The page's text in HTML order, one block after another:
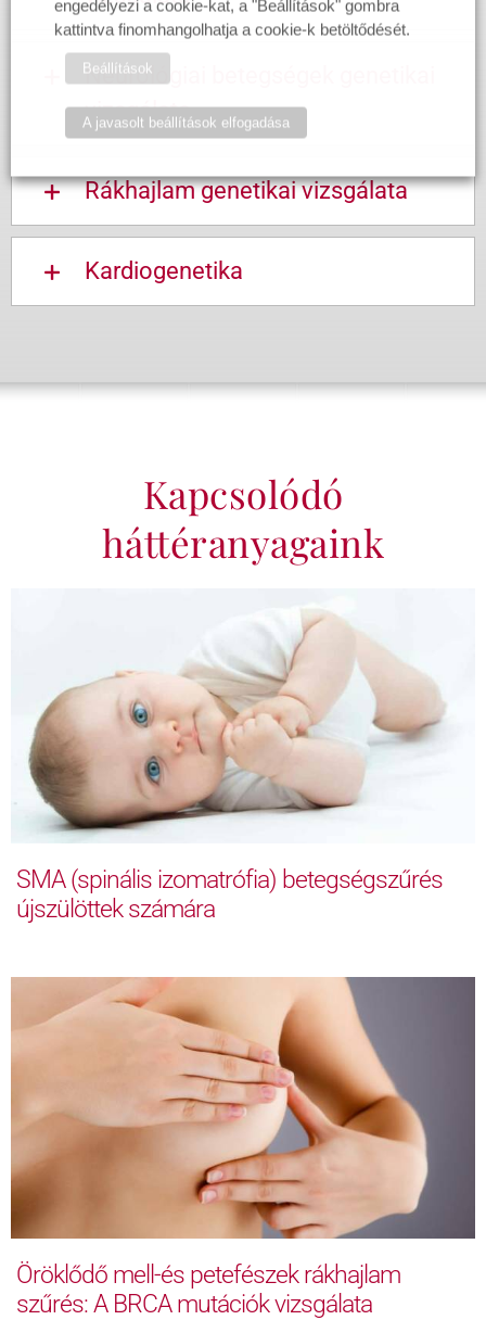
Neurológiai betegségek genetikai
vizsgálata
Rákhajlam genetikai vizsgálata
Kardiogenetika
Kapcsolódó
háttéranyagaink
SMA (spinális izomatrófia) betegségszűrés
újszülöttek számára
Öröklődő mell-és petefészek rákhajlam
szűrés: A BRCA mutációk vizsgálata
engedélyezi a cookie-kat, a "Beállítások" gombra
kattintva finomhangolhatja a cookie-k betöltődését.
Beállítások
A javasolt beállítások elfogadása